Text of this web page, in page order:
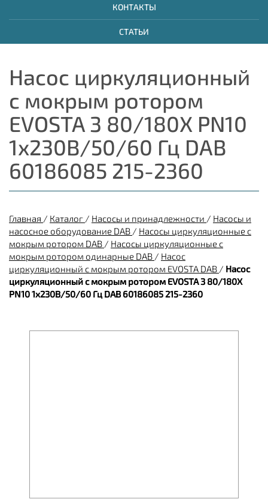
КОНТАКТЫ
СТАТЬИ
Насос циркуляционный
с мокрым ротором
EVOSTA 3 80/180X PN10
1х230В/50/60 Гц DAB
60186085 215-2360
Главная / Каталог / Насосы и принадлежности / Насосы и
насосное оборудование DAB / Насосы циркуляционные с
мокрым ротором DAB / Насосы циркуляционные с
мокрым ротором одинарные DAB / Насос
циркуляционный с мокрым ротором EVOSTA DAB / Насос
циркуляционный с мокрым ротором EVOSTA 3 80/180X
PN10 1х230В/50/60 Гц DAB 60186085 215-2360